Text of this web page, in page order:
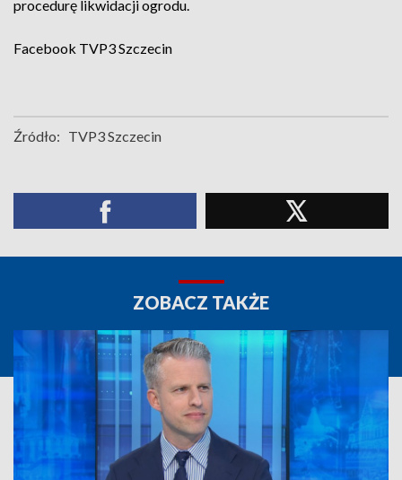
procedurę likwidacji ogrodu.
Facebook TVP3 Szczecin
Źródło: TVP3 Szczecin
ZOBACZ TAKŻE